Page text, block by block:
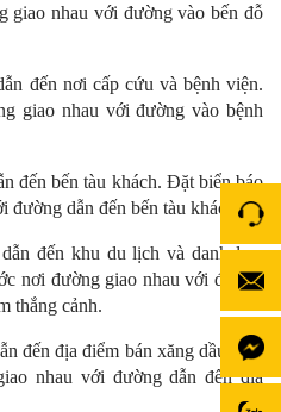
giao nhau với đường vào bến đỗ
đến nơi cấp cứu và bệnh viện.
giao nhau với đường vào bệnh
đến bến tàu khách. Đặt biển báo
đường dẫn đến bến tàu khách.
đến khu du lịch và danh lam
nơi đường giao nhau với đường
thắng cảnh.
đến địa điểm bán xăng dầu. Đặt
nhau với đường dẫn đến địa